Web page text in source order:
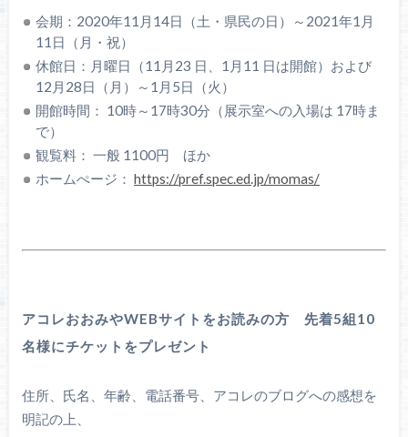
会期：2020年11月14日（土・県民の日）～2021年1月
11日（月・祝）
休館日：月曜日（11月23 日、1月11 日は開館）および
12月28日（月）～1月5日（火）
開館時間： 10時～17時30分（展示室への入場は 17時ま
で）
観覧料： 一般 1100円 ほか
ホームぺージ：https://pref.spec.ed.jp/momas/
アコレおおみやWEBサイトをお読みの方 先着5組10
名様にチケットをプレゼント
住所、氏名、年齢、電話番号、アコレのブログへの感想を
明記の上、